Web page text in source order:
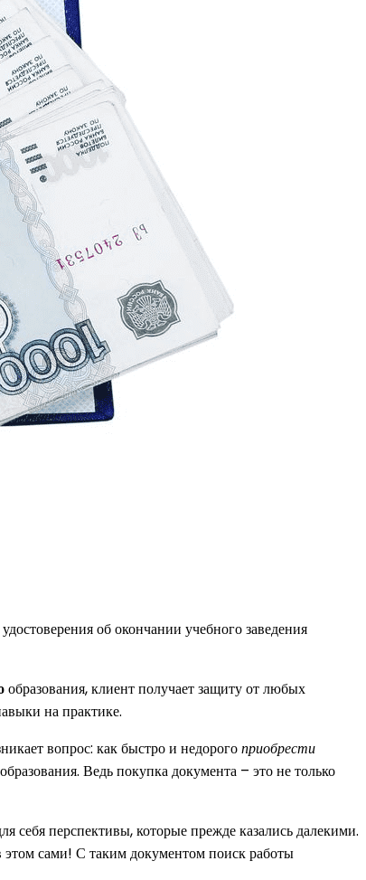
об окончании учебного заведения
образования, клиент получает защиту от любых
на практике.
вопрос: как быстро и недорогоприобрести
Ведь покупка документа – это не только
себя перспективы, которые прежде казались далекими.
этом сами! С таким документом поиск работы